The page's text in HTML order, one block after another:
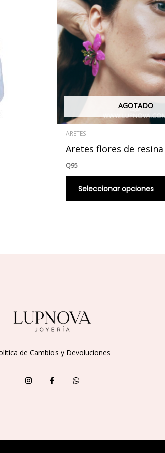
se
pueden
AGOTADO
ARETES
Aretes flores de resina
Q95
Seleccionar opciones
de Cambios y Devoluciones